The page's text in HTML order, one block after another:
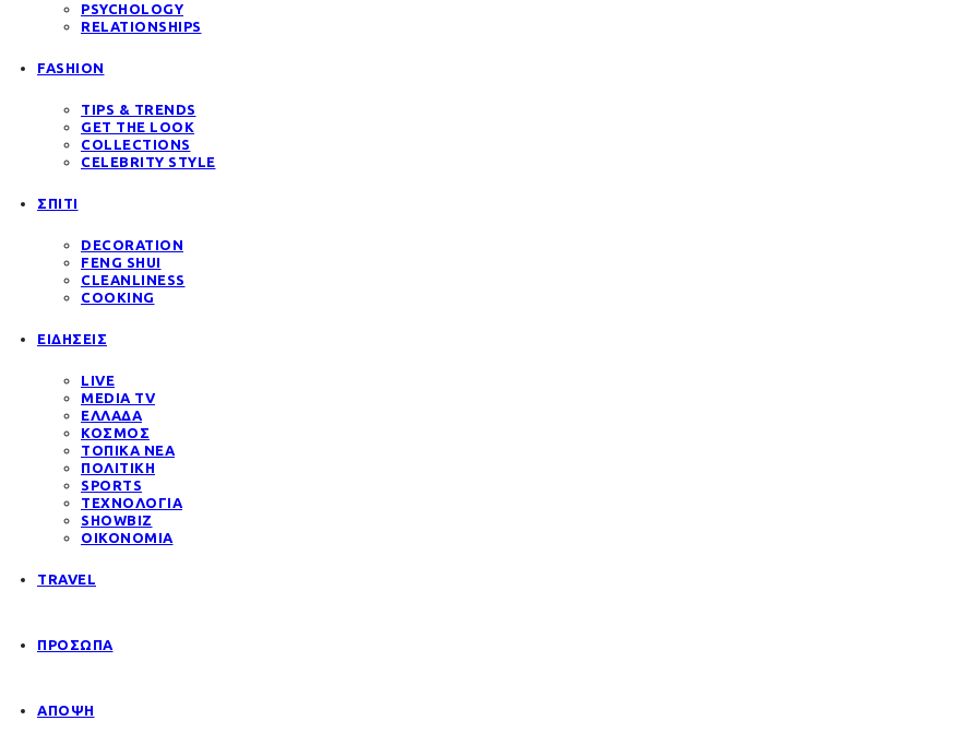
PSYCHOLOGY
RELATIONSHIPS
FASHION
TIPS & TRENDS
GET THE LOOK
COLLECTIONS
CELEBRITY STYLE
ΣΠΙΤΙ
DECORATION
FENG SHUI
CLEANLINESS
COOKING
ΕΙΔΗΣΕΙΣ
LIVE
MEDIA TV
ΕΛΛΑΔΑ
ΚΟΣΜΟΣ
ΤΟΠΙΚΑ ΝΕΑ
ΠΟΛΙΤΙΚΗ
SPORTS
ΤΕΧΝΟΛΟΓΙΑ
SHOWBIZ
ΟΙΚΟΝΟΜΙΑ
TRAVEL
ΠΡΟΣΩΠΑ
ΑΠΟΨΗ